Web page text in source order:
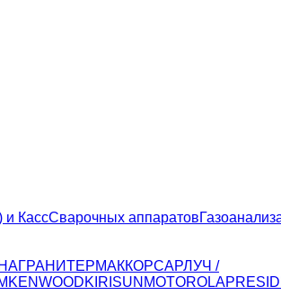
и КассСварочных аппаратов
ГРАНИТЕРМАККОРСАРЛУЧ /
KENWOODKIRISUN MOTOROLA